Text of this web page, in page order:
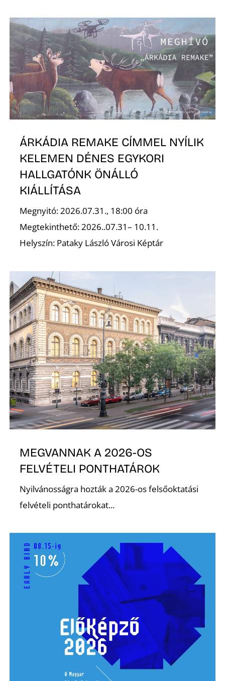
ÁRKÁDIA REMAKE CÍMMEL NYÍLIK
KELEMEN DÉNES EGYKORI
HALLGATÓNK ÖNÁLLÓ
KIÁLLÍTÁSA
Megnyitó: 2026.07.31., 18:00 óra
Megtekinthető: 2026..07.31– 10.11.
Helyszín: Pataky László Városi Képtár
MEGVANNAK A 2026-OS
FELVÉTELI PONTHATÁROK
Nyilvánosságra hozták a 2026-os felsőoktatási
felvételi ponthatárokat...